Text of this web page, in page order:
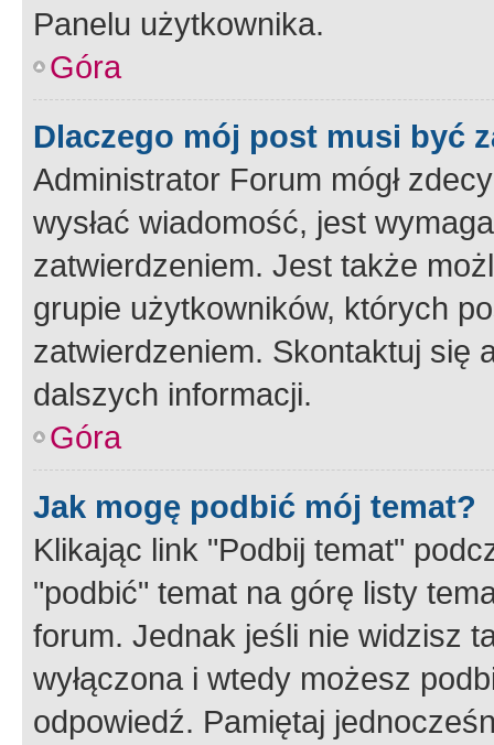
Panelu użytkownika.
Góra
Dlaczego mój post musi być
Administrator Forum mógł
wysłać wiadomość, jest
zatwierdzeniem. Jest także
grupie użytkowników, których
zatwierdzeniem. Skontaktuj się
dalszych informacji.
Góra
Jak mogę podbić mój temat?
Klikając link "Podbij temat"
"podbić" temat na górę listy
forum. Jednak jeśli nie widzisz
wyłączona i wtedy możesz
odpowiedź. Pamiętaj